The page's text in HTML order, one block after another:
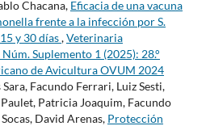
Chacana, Eficacia de una vacuna
frente a la infección por S.
y 30 días,Veterinaria
Suplemento 1 (2025): 28.°
de Avicultura OVUM 2024
Facundo Ferrari, Luiz Sesti,
Paulet, Patricia Joaquim, Facundo
David Arenas, Protección